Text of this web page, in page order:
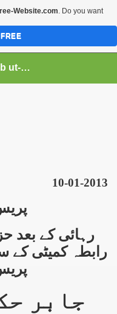
Media Office Hizb ut-Tahrir Pakistan
10-01-2013
رہائی کے بعد
رابطہ کمیٹی کے
جابر
Website.com. Do you want